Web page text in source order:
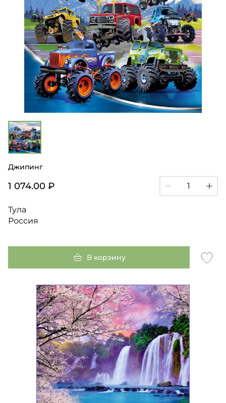
Джипинг
1 074.00 ₽
Тула
Россия
В корзину